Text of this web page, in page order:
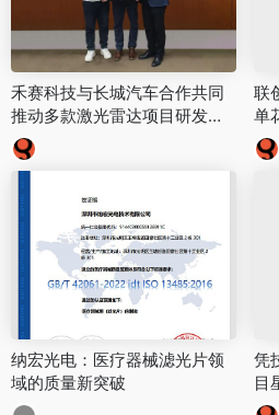
禾赛科技与长城汽车合作共同
推动多款激光雷达项目研发落
地
联
单
纳宏光电：医疗器械滤光片领
域的质量新突破
凭
目